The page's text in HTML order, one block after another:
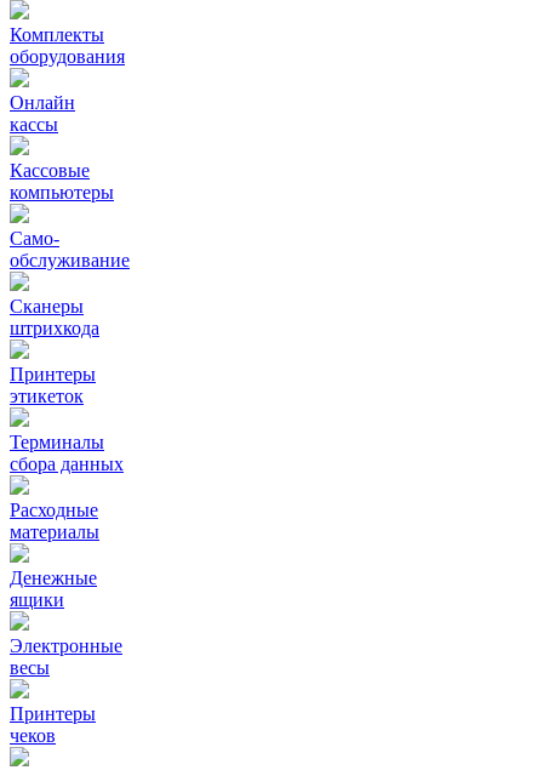
Комплекты
оборудования
Онлайн
кассы
Кассовые
компьютеры
Само-
обслуживание
Сканеры
штрихкода
Принтеры
этикеток
Терминалы
сбора данных
Расходные
материалы
Денежные
ящики
Электронные
весы
Принтеры
чеков